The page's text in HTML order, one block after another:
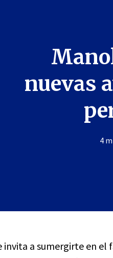
nuevas
4
invita a sumergirte en